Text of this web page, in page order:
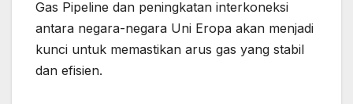
Gas Pipeline dan peningkatan interkoneksi
antara negara-negara Uni Eropa akan menjadi
kunci untuk memastikan arus gas yang stabil
dan efisien.